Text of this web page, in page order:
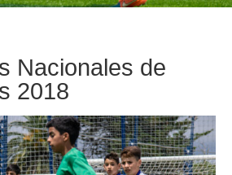
Nacionales de
2018